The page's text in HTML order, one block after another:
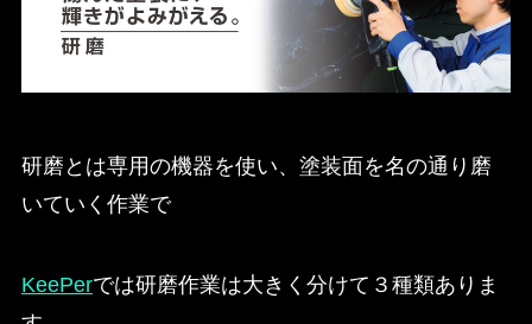
研磨とは専用の機器を使い、塗装面を名の通り磨
いていく作業で
KeePerでは研磨作業は大きく分けて３種類ありま